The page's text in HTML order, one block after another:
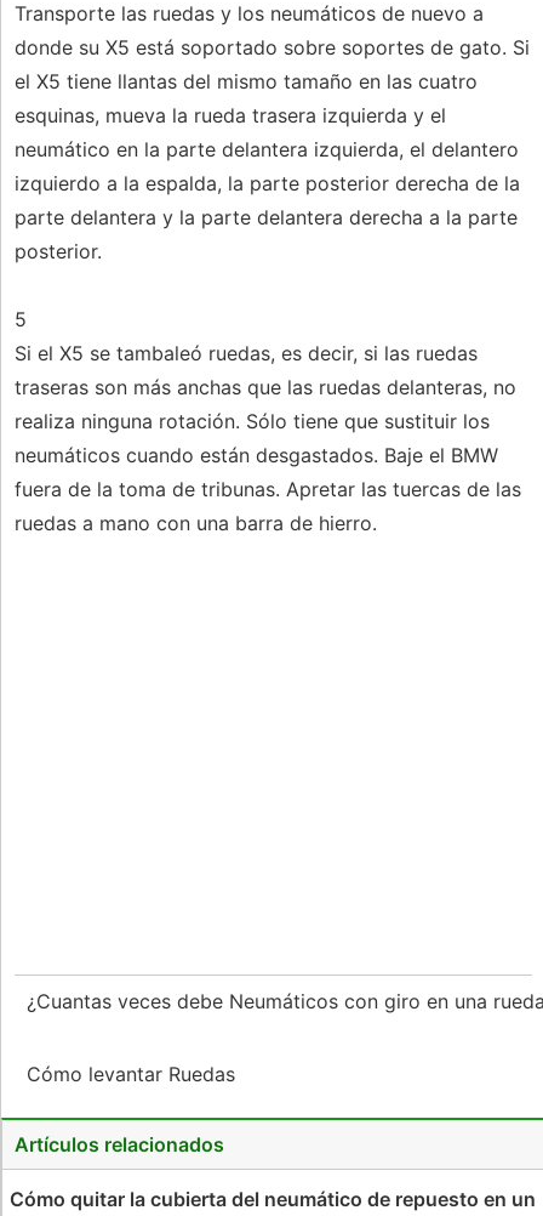
Transporte las ruedas y los neumáticos de nuevo a
donde su X5 está soportado sobre soportes de gato. Si
el X5 tiene llantas del mismo tamaño en las cuatro
esquinas, mueva la rueda trasera izquierda y el
neumático en la parte delantera izquierda, el delantero
izquierdo a la espalda, la parte posterior derecha de la
parte delantera y la parte delantera derecha a la parte
posterior.
5
Si el X5 se tambaleó ruedas, es decir, si las ruedas
traseras son más anchas que las ruedas delanteras, no
realiza ninguna rotación. Sólo tiene que sustituir los
neumáticos cuando están desgastados. Baje el BMW
fuera de la toma de tribunas. Apretar las tuercas de las
ruedas a mano con una barra de hierro.
¿Cuantas veces debe Neumáticos con giro en una
Cómo levantar Ruedas
Artículos relacionados
Cómo quitar la cubierta del neumático de repuesto en un